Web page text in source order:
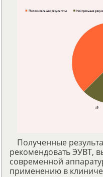
Полученные
рекомендовать ЭУВТ,
современной
применению в